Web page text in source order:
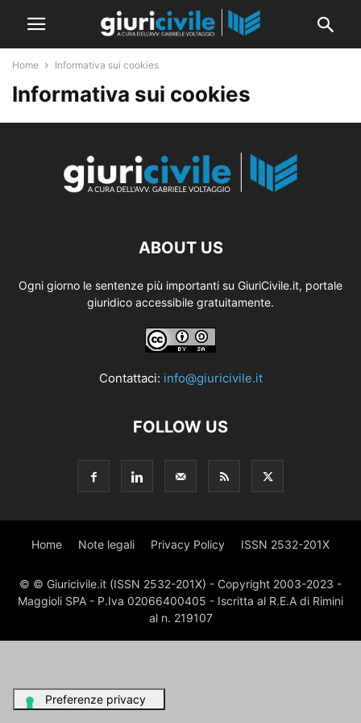
Home Informativa sui cookies
Informativa sui cookies
ABOUT US
Ogni giorno le sentenze più importanti su GiuriCivile.it, portale
giuridico accessibile gratuitamente.
Contattaci: info@giuricivile.it
FOLLOW US
Home Note legali Privacy Policy ISSN 2532-201X
© © Giuricivile.it (ISSN 2532-201X) - Copyright 2003-2023 -
Maggioli SPA - P.Iva 02066400405 - Iscritta al R.E.A di Rimini
al n. 219107